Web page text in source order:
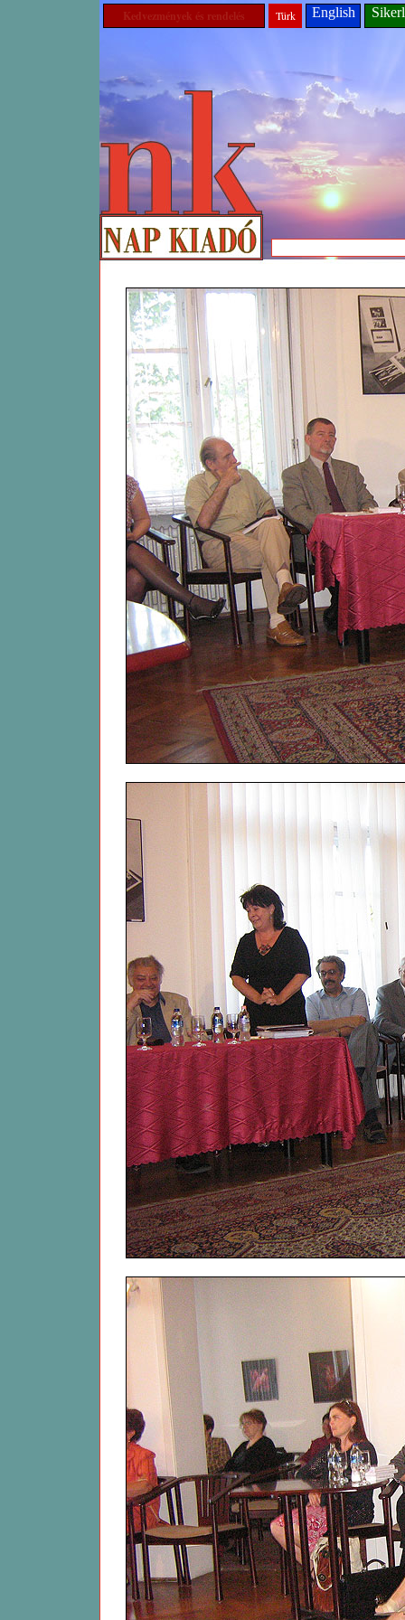
Kedvezmények és rendelés Türk English